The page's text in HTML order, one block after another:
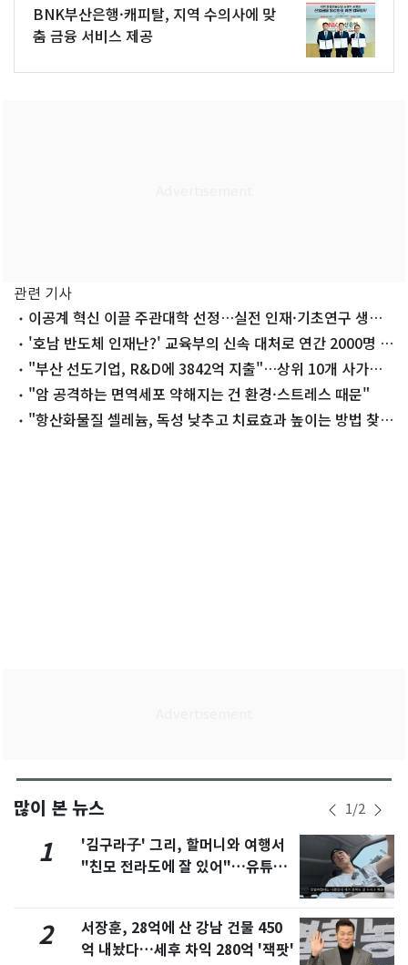
BNK부산은행·캐피탈, 지역 수의사에 맞
춤 금융 서비스 제공
관련 기사
이공계 혁신 이끌 주관대학 선정…실전 인재·기초연구 생태
계 조성
'호남 반도체 인재난?' 교육부의 신속 대처로 연간 2000명 배
출 "부산 선도기업, R&D에 3842억 지출"…상위 10개 사가
80% 차지
"암 공격하는 면역세포 약해지는 건 환경·스트레스 때문"
"항산화물질 셀레늄, 독성 낮추고 치료효과 높이는 방법 찾았
많이 본 뉴스 1/2
1
'김구라子' 그리, 할머니와 여행서
"친모 전라도에 잘 있어"…유튜브
2
서장훈, 28억에 산 강남 건물 450
억 내놨다…세후 차익 280억 '잭팟'